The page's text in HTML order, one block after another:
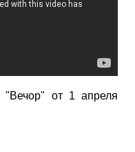
"Вечор" от 1 апреля